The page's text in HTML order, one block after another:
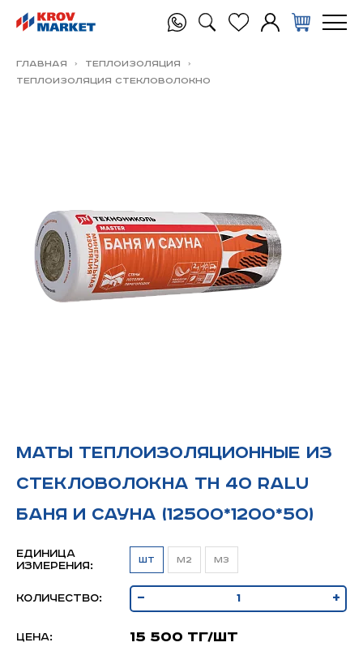
Главная
Теплоизоляция
ТЕПЛОИЗОЛЯЦИЯ Стекловолокно
Маты теплоизоляционные из
стекловолокна ТН 40 RAlu
Баня и Сауна (12500*1200*50)
Единица
измерения:
шт м2 м3
Количество: - +
Цена: 15 500 тг/шт